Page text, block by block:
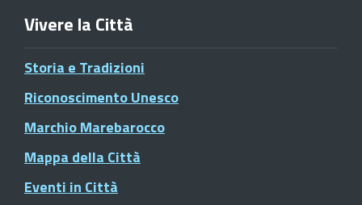
Vivere la Città
Storia e Tradizioni
Riconoscimento Unesco
Marchio Marebarocco
Mappa della Città
Eventi in Città